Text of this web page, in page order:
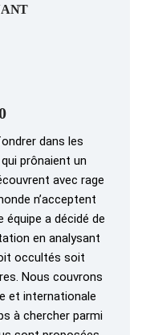
dans les
prônaient un
avec rage
n’acceptent
a décidé de
en analysant
occultés soit
Nous couvrons
et internationale
à chercher parmi